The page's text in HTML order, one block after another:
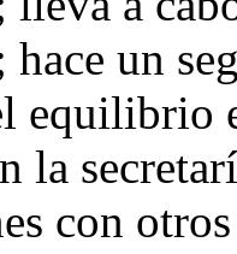
hace un
equilibrio
la
con